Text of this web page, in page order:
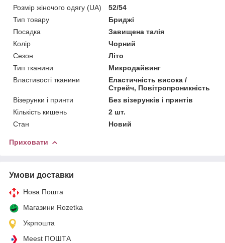
Розмір жіночого одягу (UA)
52/54
Тип товару
Бриджі
Посадка
Завищена талія
Колір
Чорний
Сезон
Літо
Тип тканини
Микродайвинг
Властивості тканини
Еластичність висока /
Стрейч, Повітропроникність
Візерунки і принти
Без візерунків і принтів
Кількість кишень
2 шт.
Стан
Новий
Приховати
Умови доставки
Нова Пошта
Магазини Rozetka
Укрпошта
Meest ПОШТА